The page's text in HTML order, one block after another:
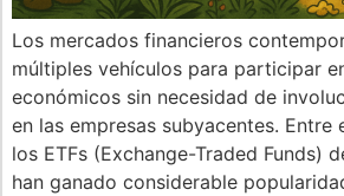
Los mercados financieros
múltiples vehículos para participar
económicos sin necesidad de
en las empresas subyacentes. Entre
los ETFs (Exchange-Traded Funds)
han ganado considerable